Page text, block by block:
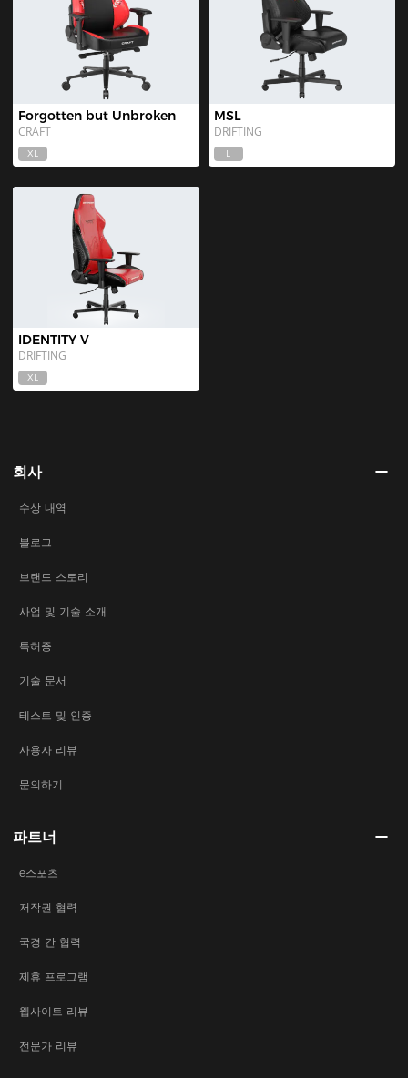
Forgotten but Unbroken
CRAFT
XL
MSL
DRIFTING
L
IDENTITY V
DRIFTING
XL
회사
수상 내역
블로그
브랜드 스토리
사업 및 기술 소개
특허증
기술 문서
테스트 및 인증
사용자 리뷰
문의하기
파트너
e스포츠
저작권 협력
국경 간 협력
제휴 프로그램
웹사이트 리뷰
전문가 리뷰